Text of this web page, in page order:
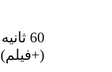
60
(+فیلم)